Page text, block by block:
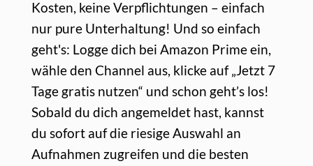
Kosten, keine Verpflichtungen – einfach
nur pure Unterhaltung! Und so einfach
geht's: Logge dich bei Amazon Prime ein,
wähle den Channel aus, klicke auf „Jetzt 7
Tage gratis nutzen“ und schon geht’s los!
Sobald du dich angemeldet hast, kannst
du sofort auf die riesige Auswahl an
Aufnahmen zugreifen und die besten